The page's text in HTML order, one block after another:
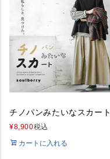
チノパンみたいなスカート
¥8,900税込
カートに入れる